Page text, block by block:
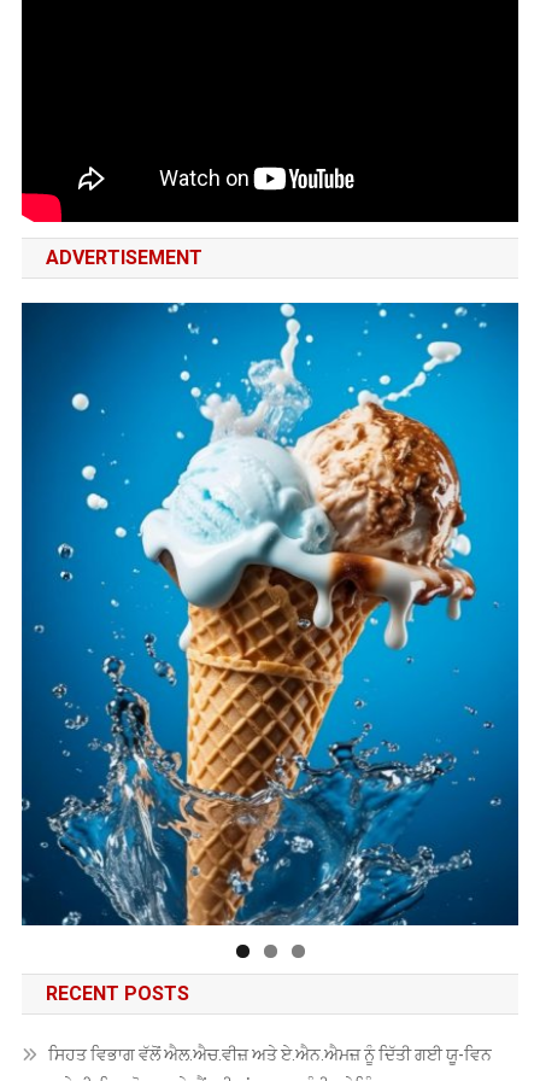
ADVERTISEMENT
RECENT POSTS
ਸਿਹਤ ਵਿਭਾਗ ਵੱਲੋਂ ਐਲ.ਐਚ.ਵੀਜ਼ ਅਤੇ ਏ.ਐਨ.ਐਮਜ਼ ਨੂੰ ਦਿੱਤੀ ਗਈ ਯੂ-ਵਿਨ